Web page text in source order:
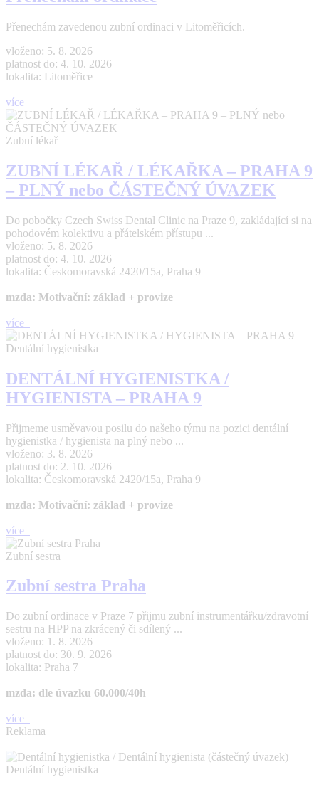
Přenechám zavedenou zubní ordinaci v Litoměřicích.
vloženo: 5. 8. 2026
platnost do: 4. 10. 2026
lokalita: Litoměřice
více
Zubní lékař
ZUBNÍ LÉKAŘ / LÉKAŘKA – PRAHA 9
– PLNÝ nebo ČÁSTEČNÝ ÚVAZEK
Do pobočky Czech Swiss Dental Clinic na Praze 9, zakládající si na
pohodovém kolektivu a přátelském přístupu ...
vloženo: 5. 8. 2026
platnost do: 4. 10. 2026
lokalita: Českomoravská 2420/15a, Praha 9
mzda: Motivační: základ + provize
více
Dentální hygienistka
DENTÁLNÍ HYGIENISTKA /
HYGIENISTA – PRAHA 9
Přijmeme usměvavou posilu do našeho týmu na pozici dentální
hygienistka / hygienista na plný nebo ...
vloženo: 3. 8. 2026
platnost do: 2. 10. 2026
lokalita: Českomoravská 2420/15a, Praha 9
mzda: Motivační: základ + provize
více
Zubní sestra
Zubní sestra Praha
Do zubní ordinace v Praze 7 přijmu zubní instrumentářku/zdravotní
sestru na HPP na zkrácený či sdílený ...
vloženo: 1. 8. 2026
platnost do: 30. 9. 2026
lokalita: Praha 7
mzda: dle úvazku 60.000/40h
více
Reklama
Dentální hygienistka